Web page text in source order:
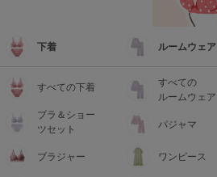
下着
すべての下着
ブラ＆ショー
ツセット
ブラジャー
ルームウェア
すべての
ルームウェア
パジャマ
ワンピース